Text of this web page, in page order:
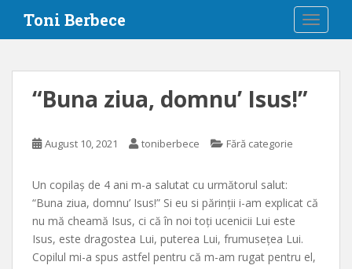
i
Toni Berbece
“Buna ziua, domnu’ Isus!”
August 10, 2021 toniberbece Fără categorie
Un copilaș de 4 ani m-a salutat cu următorul salut:
“Buna ziua, domnu’ Isus!” Si eu si părinții i-am explicat că
nu mă cheamă Isus, ci că în noi toți ucenicii Lui este
Isus, este dragostea Lui, puterea Lui, frumusețea Lui.
Copilul mi-a spus astfel pentru că m-am rugat pentru el,